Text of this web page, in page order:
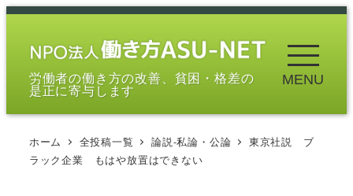
メ
労働者の働き方の改善、貧困・格差の
是正に寄与します
MENU
ホーム 全投稿一覧 論説-私論・公論
東京社説 ブ
ラック企業 もはや放置はできない